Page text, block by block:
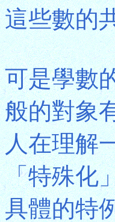
這些數的
可是學數
般的對象
人在理解
「特殊化
具體的特